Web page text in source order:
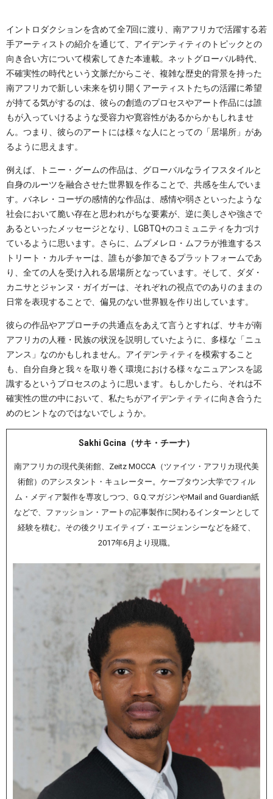
イントロダクションを含めて全7回に渡り、南アフリカで活躍する若
手アーティストの紹介を通じて、アイデンティティのトピックとの
向き合い方について模索してきた本連載。ネットグローバル時代、
不確実性の時代という文脈だからこそ、複雑な歴史的背景を持った
南アフリカで新しい未来を切り開くアーティストたちの活躍に希望
が持てる気がするのは、彼らの創造のプロセスやアート作品には誰
もが入っていけるような受容力や寛容性があるからかもしれませ
ん。つまり、彼らのアートには様々な人にとっての「居場所」があ
るように思えます。
例えば、トニー・グームの作品は、グローバルなライフスタイルと
自身のルーツを融合させた世界観を作ることで、共感を生んでいま
す。バネレ・コーザの感情的な作品は、感情や弱さといったような
社会において脆い存在と思われがちな要素が、逆に美しさや強さで
あるといったメッセージとなり、LGBTQ+のコミュニティを力づけ
ているように思います。さらに、ムプメレロ・ムフラが推進するス
トリート・カルチャーは、誰もが参加できるプラットフォームであ
り、全ての人を受け入れる居場所となっています。そして、ダダ・
カニサとジャンヌ・ガイガーは、それぞれの視点でのありのままの
日常を表現することで、偏見のない世界観を作り出しています。
彼らの作品やアプローチの共通点をあえて言うとすれば、サキが南
アフリカの人種・民族の状況を説明していたように、多様な「ニュ
アンス」なのかもしれません。アイデンティティを模索すること
も、自分自身と我々を取り巻く環境における様々なニュアンスを認
識するというプロセスのように思います。もしかしたら、それは不
確実性の世の中において、私たちがアイデンティティに向き合うた
めのヒントなのではないでしょうか。
Sakhi Gcina（サキ・チーナ）
南アフリカの現代美術館、Zeitz MOCCA（ツァイツ・アフリカ現代美
術館）のアシスタント・キュレーター。ケープタウン大学でフィル
ム・メディア製作を専攻しつつ、G.Q.マガジンやMail and Guardian紙
などで、ファッション・アートの記事製作に関わるインターンとして
経験を積む。その後クリエイティブ・エージェンシーなどを経て、
2017年6月より現職。